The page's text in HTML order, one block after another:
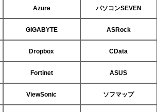
Azure パソコンSEVEN
GIGABYTE ASRock
Dropbox CData
Fortinet ASUS
ViewSonic ソフマップ